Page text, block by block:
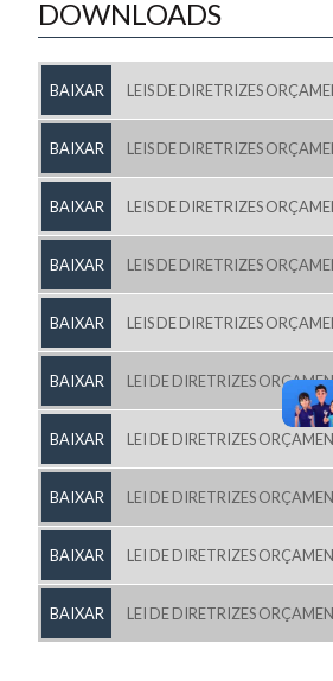
DOWNLOADS
BAIXAR LEIS DE DIRETRIZES
BAIXAR LEIS DE DIRETRIZES
BAIXAR LEIS DE DIRETRIZES
BAIXAR LEIS DE DIRETRIZES
BAIXAR LEIS DE DIRETRIZES
BAIXAR LEI DE DIRETRIZES
BAIXAR LEI DE DIRETRIZES
BAIXAR LEI DE DIRETRIZES
BAIXAR LEI DE DIRETRIZES
BAIXAR LEI DE DIRETRIZES